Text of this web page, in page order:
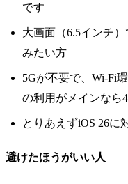
です
大画面（6.5インチ
みたい方
5Gが不要で、Wi-Fi
の利用がメインなら
とりあえずiOS 26に
避けたほうがいい人